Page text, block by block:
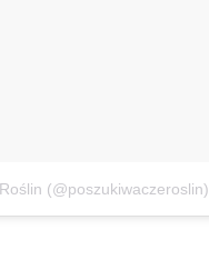
(@poszukiwaczeroslin)